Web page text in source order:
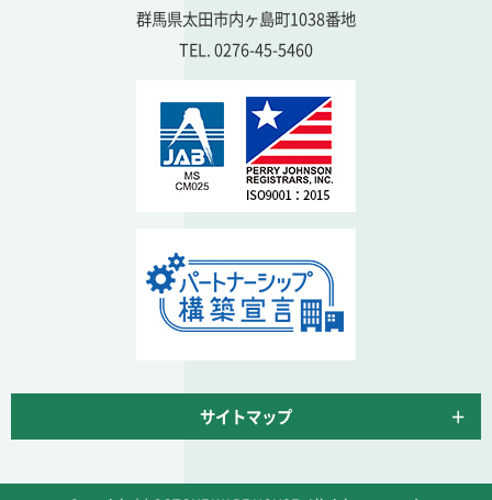
群馬県太田市内ヶ島町1038番地
TEL. 0276-45-5460
サイトマップ